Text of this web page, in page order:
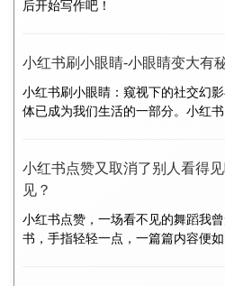
后开始写作吧！
小红书刷小眼睛-小眼睛变大有
小红书刷小眼睛：窥视下的社交幻
体已成为我们生活的一部分。小红
小红书点赞又取消了别人看得
见？
小红书点赞，一场看不见的舞蹈我
书，手指轻轻一点，一篇篇内容便